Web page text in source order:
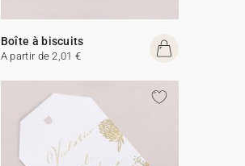
Boîte à biscuits
A partir de 2,01 €